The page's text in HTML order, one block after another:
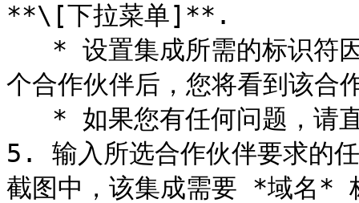
**\[下拉菜单]**.
个合作伙伴后，您将看到该合
5. 输入所选合作伙伴要求的
截图中，该集成需要 *域名*